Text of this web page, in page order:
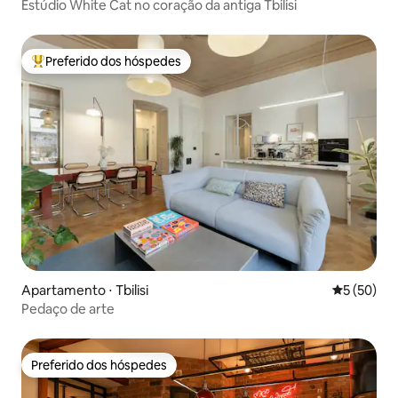
Estúdio White Cat no coração da antiga Tbilisi
Entre os melhores preferidos dos hóspedes
Preferido dos hóspedes
Apartamento ⋅ Tbilisi 5 de uma
5 (50)
Pedaço de arte
Preferido dos hóspedes
Preferido dos hóspedes